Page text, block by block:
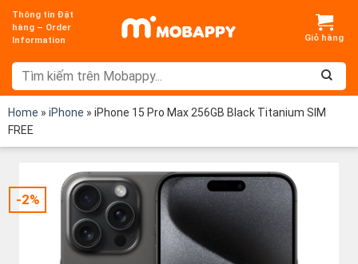
Chuyển
đến
dung
Thông tin Đặt
hàng – Order
Information
Home » iPhone » iPhone 15 Pro Max 256GB Black Titanium SIM
FREE
-2%